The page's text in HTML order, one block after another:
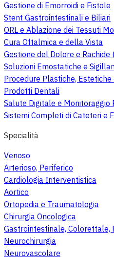
Gestione di Emorroidi e Fistole
Stent Gastrointestinali e Biliari
ORL e Ablazione dei Tessuti
Cura Oftalmica e della Vista
Gestione del Dolore e Rachide
Soluzioni Emostatiche e
Procedure Plastiche,
Prodotti Dentali
Salute Digitale e Monitoraggio
Sistemi Completi di Cateteri e
Specialità
Venoso
Arterioso, Periferico
Cardiologia Interventistica
Aortico
Ortopedia e Traumatologia
Chirurgia Oncologica
Gastrointestinale, Colorettale,
Neurochirurgia
Neurovascolare